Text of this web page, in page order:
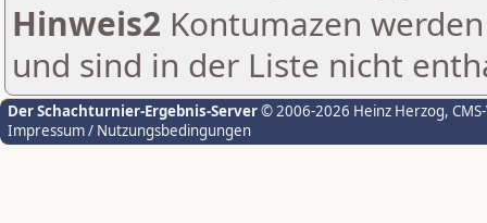
Hinweis2 Kontumazen
und sind in der Liste nicht
Der Schachturnier-Ergebnis-Server© 2006-2026 Heinz Herzog,
Impressum / Nutzungsbedingungen